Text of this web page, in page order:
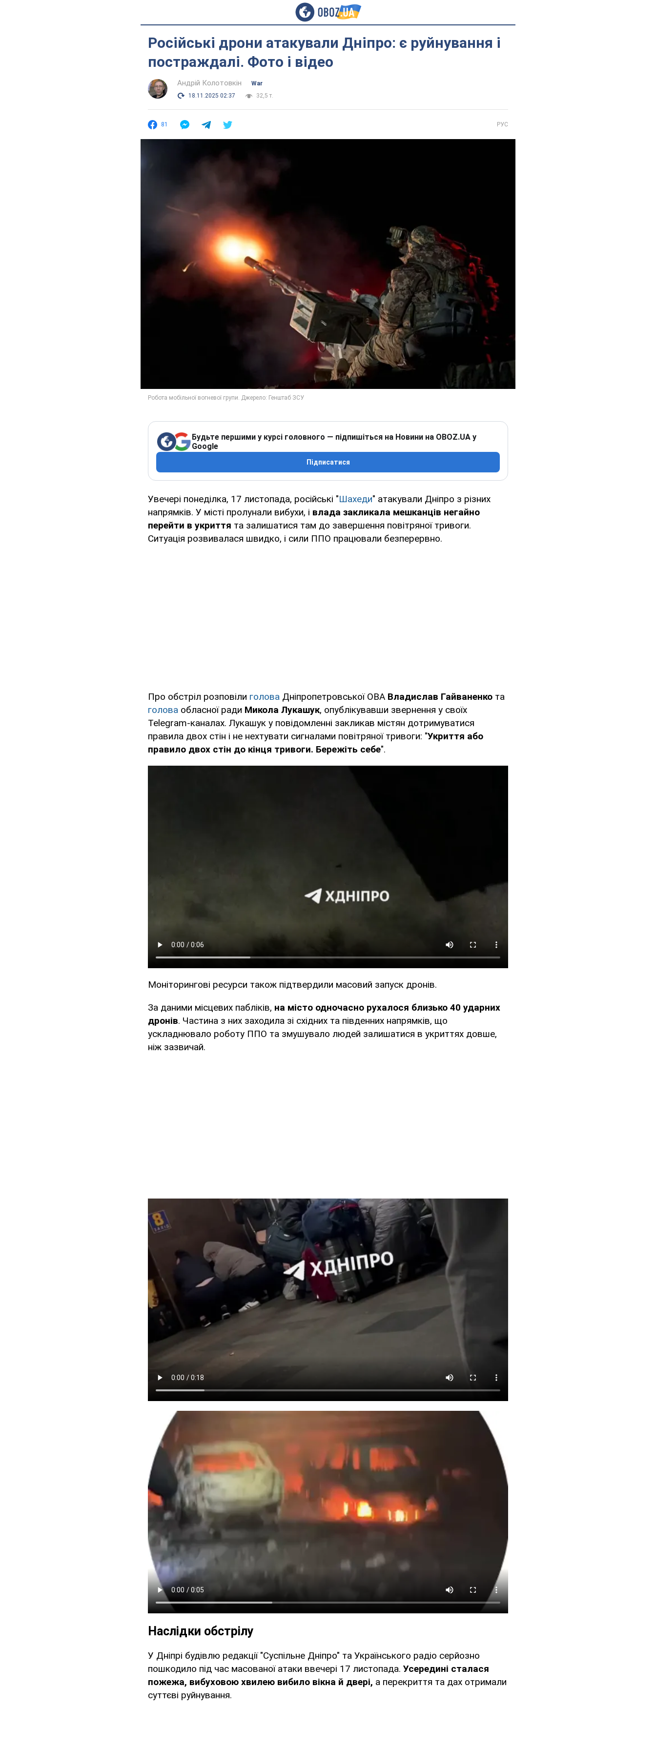
Російські дрони атакували Дніпро: є руйнування і
постраждалі. Фото і відео
Андрій Колотовкін
War
18.11.2025 02:37
32,5 т.
81 РУС
Будьте першими у курсі головного — підпишіться на Новини на OBOZ.UA у
Google
Підписатися
Увечері понеділка, 17 листопада, російські "Шахеди" атакували Дніпро з різних
напрямків. У місті пролунали вибухи, і влада закликала мешканців негайно
перейти в укриття та залишатися там до завершення повітряної тривоги.
Ситуація розвивалася швидко, і сили ППО працювали безперервно.
Про обстріл розповіли голова Дніпропетровської ОВА Владислав Гайваненко та
голова обласної ради Микола Лукашук, опублікувавши звернення у своїх
Telegram-каналах. Лукашук у повідомленні закликав містян дотримуватися
правила двох стін і не нехтувати сигналами повітряної тривоги: "Укриття або
правило двох стін до кінця тривоги. Бережіть себе".
Моніторингові ресурси також підтвердили масовий запуск дронів.
За даними місцевих пабліків, на місто одночасно рухалося близько 40 ударних
дронів. Частина з них заходила зі східних та південних напрямків, що
ускладнювало роботу ППО та змушувало людей залишатися в укриттях довше,
ніж зазвичай.
Наслідки обстрілу
У Дніпрі будівлю редакції "Суспільне Дніпро" та Українського радіо серйозно
пошкодило під час масованої атаки ввечері 17 листопада. Усередині сталася
пожежа, вибуховою хвилею вибило вікна й двері, а перекриття та дах отримали
суттєві руйнування.